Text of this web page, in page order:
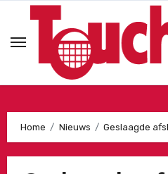
de
Home Nieuws Geslaagde